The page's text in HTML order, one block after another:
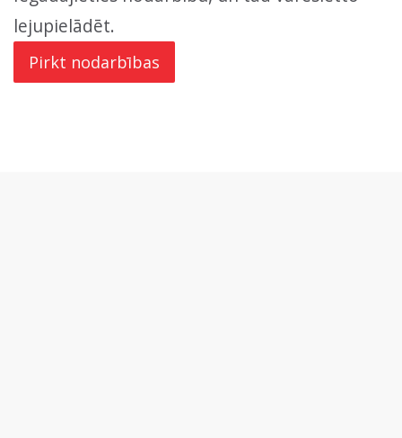
lejupielādēt.
Pirkt nodarbības